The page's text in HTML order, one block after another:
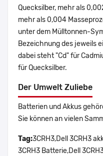
Quecksilber, mehr als
mehr als 0,004
unter dem Mülltonnen-
Bezeichnung des jeweils
dabei steht "Cd" für
für Quecksilber.
Der Umwelt Zuliebe
Batterien und Akkus
Sie können an vielen
Tag:3CRH3,Dell 3CRH3
3CRH3 Batterie,Dell